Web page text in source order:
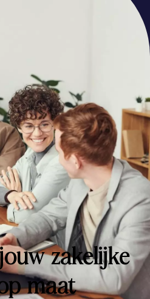
zakelijke
maat